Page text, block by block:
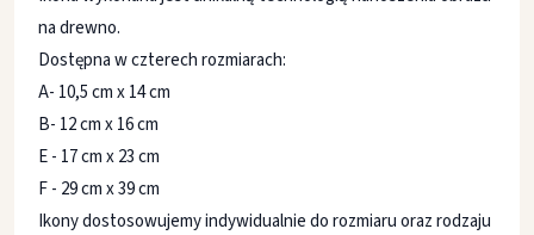
na drewno.
Dostępna w czterech rozmiarach:
A- 10,5 cm x 14 cm
B- 12 cm x 16 cm
E - 17 cm x 23 cm
F - 29 cm x 39 cm
Ikony dostosowujemy indywidualnie do rozmiaru oraz rodzaju